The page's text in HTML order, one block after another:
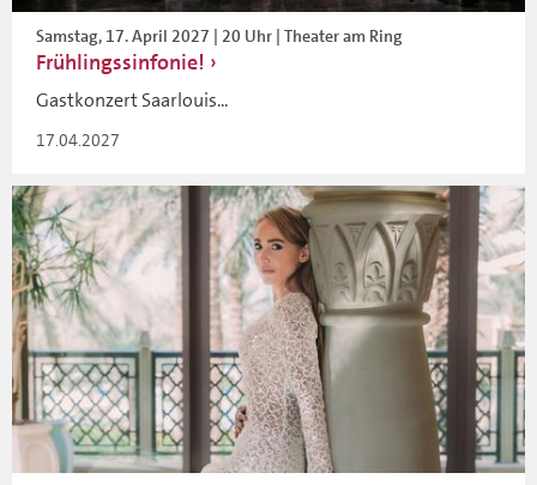
Samstag, 17. April 2027 | 20 Uhr | Theater am Ring
Frühlingssinfonie!
Gastkonzert Saarlouis...
17.04.2027